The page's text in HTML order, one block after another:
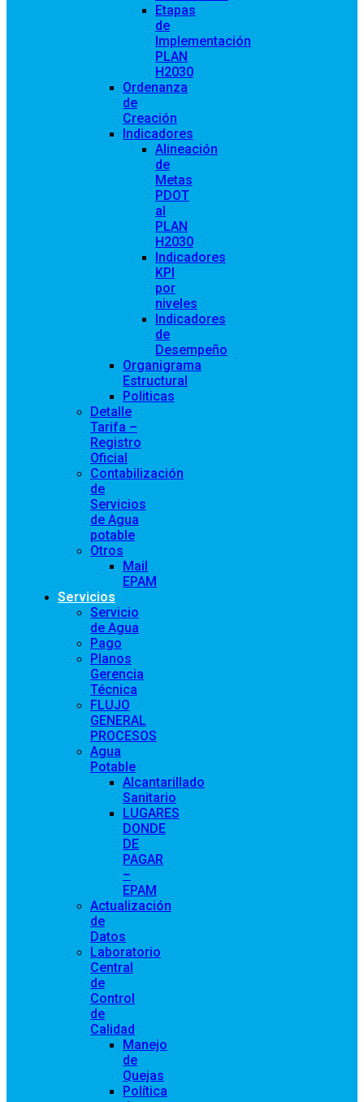
Etapas
de
Implementación
PLAN
H2030
Ordenanza
de
Creación
Indicadores
Alineación
de
Metas
PDOT
al
PLAN
H2030
Indicadores
KPI
por
niveles
Indicadores
de
Desempeño
Organigrama
Estructural
Politicas
Detalle
Tarifa –
Registro
Oficial
Contabilización
de
Servicios
de Agua
potable
Otros
Mail
EPAM
Servicios
Servicio
de Agua
Pago
Planos
Gerencia
Técnica
FLUJO
GENERAL
PROCESOS
Agua
Potable
Alcantarillado
Sanitario
LUGARES
DONDE
DE
PAGAR
–
EPAM
Actualización
de
Datos
Laboratorio
Central
de
Control
de
Calidad
Manejo
de
Quejas
Política